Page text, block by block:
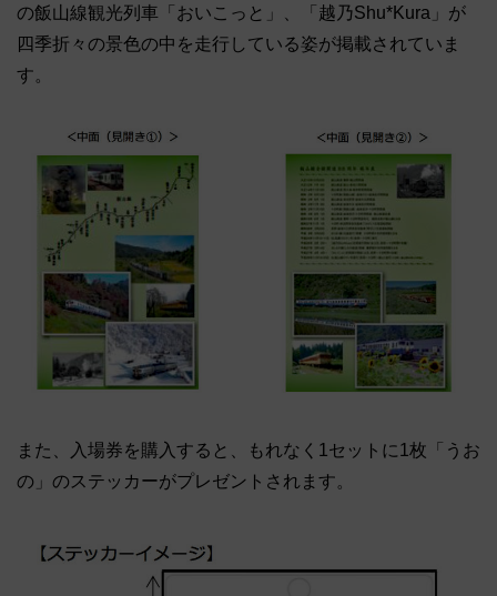
の飯山線観光列車「おいこっと」、「越乃Shu*Kura」が
四季折々の景色の中を走行している姿が掲載されていま
す。
また、入場券を購入すると、もれなく1セットに1枚「うお
の」のステッカーがプレゼントされます。